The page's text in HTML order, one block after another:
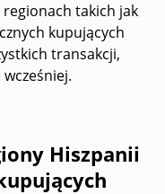
takich jak
kupujących
transakcji,
Hiszpanii